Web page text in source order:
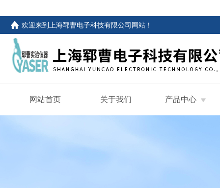
欢迎来到 上海郓曹电子科技有限公司网站 ！
网站首页 关于我们 产品中心